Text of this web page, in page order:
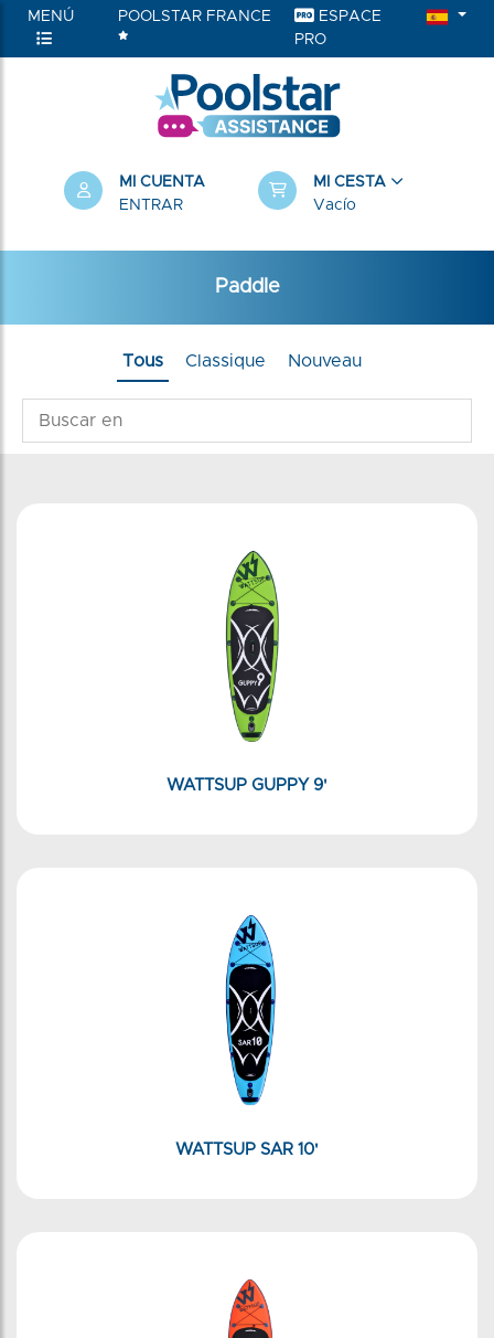
MENÚ POOLSTAR FRANCE
ESPACE
PRO
MI CUENTA
ENTRAR
MI CESTA
Vacío
Paddle
Tous Classique Nouveau
WATTSUP GUPPY 9'
WATTSUP SAR 10'